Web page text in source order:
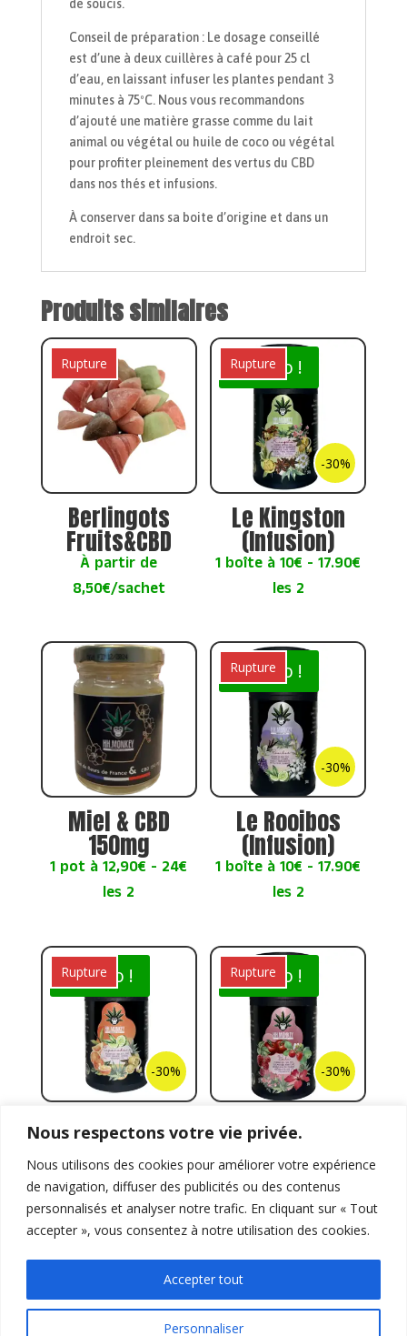
Nous respectons votre vie privée.
Nous utilisons des cookies pour améliorer votre expérience
de navigation, diffuser des publicités ou des contenus
personnalisés et analyser notre trafic. En cliquant sur « Tout
accepter », vous consentez à notre utilisation des cookies.
Personnaliser
Accepter tout
de soucis.
Conseil de préparation : Le dosage conseillé
est d’une à deux cuillères à café pour 25 cl
d’eau, en laissant infuser les plantes pendant 3
minutes à 75ºC. Nous vous recommandons
d’ajouté une matière grasse comme du lait
animal ou végétal ou huile de coco ou végétal
pour profiter pleinement des vertus du CBD
dans nos thés et infusions.
À conserver dans sa boite d’origine et dans un
endroit sec.
Produits similaires
Rupture
Berlingots
Fruits&CBD
À partir de
8,50€/sachet
Rupture
-30%
Promo !
Le Kingston
(Infusion)
1 boîte à 10€ - 17.90€
les 2
Miel & CBD
150mg
1 pot à 12,90€ - 24€
les 2
Rupture
-30%
Promo !
Le Rooibos
(Infusion)
1 boîte à 10€ - 17.90€
les 2
Rupture
-30%
Promo !
Le Copacabana
(thé)
1 boîte à 10€ - 17.90€
les 2
Rupture
-30%
Promo !
Le Bali
(Infusion)
1 boîte à 10€ - 17.90€
les 2